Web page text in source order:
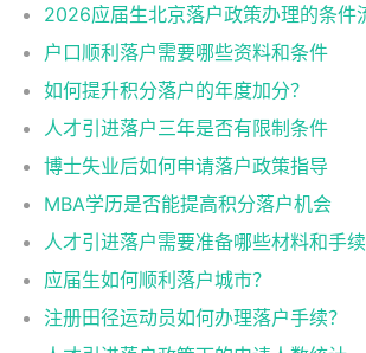
户口顺利落户需要哪些资料和条件
如何提升积分落户的年度加分？
人才引进落户三年是否有限制条件
博士失业后如何申请落户政策指导
MBA学历是否能提高积分落户机会
人才引进落户需要准备哪些材料和手续
应届生如何顺利落户城市？
注册田径运动员如何办理落户手续？